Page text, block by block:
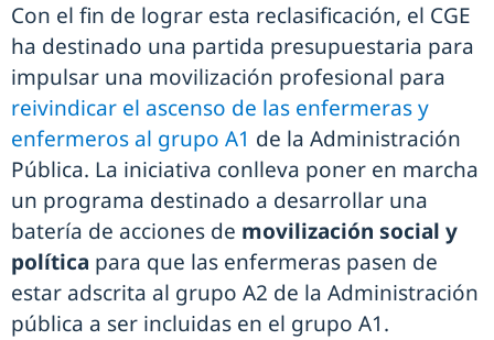
Con el fin de lograr esta reclasificación, el CGE
ha destinado una partida presupuestaria para
impulsar una movilización profesional para
reivindicar el ascenso de las enfermeras y
enfermeros al grupo A1 de la Administración
Pública. La iniciativa conlleva poner en marcha
un programa destinado a desarrollar una
batería de acciones de movilización social y
política para que las enfermeras pasen de
estar adscrita al grupo A2 de la Administración
pública a ser incluidas en el grupo A1.